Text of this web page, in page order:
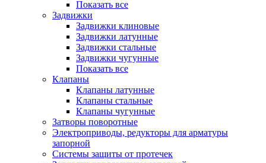
Показать все
Задвижки
Задвижки клиновые
Задвижки латунные
Задвижки стальные
Задвижки чугунные
Показать все
Клапаны
Клапаны латунные
Клапаны стальные
Клапаны чугунные
Затворы поворотные
Электроприводы, редукторы для арматуры
запорной
Системы защиты от протечек